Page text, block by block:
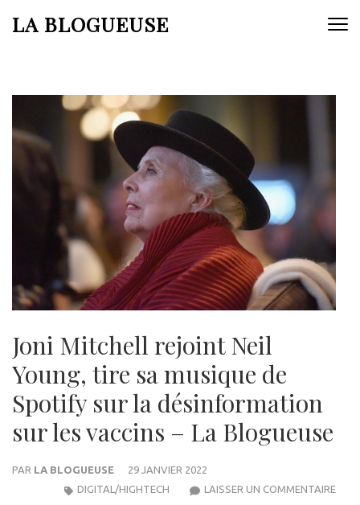
auLA BLOGUEUSE
Joni Mitchell rejoint Neil
Young, tire sa musique de
Spotify sur la désinformation
sur les vaccins – La Blogueuse
PAR LA BLOGUEUSE
29 JANVIER 2022
LAISSER UN COMMENTAIREJONI
DIGITAL/HIGHTECH